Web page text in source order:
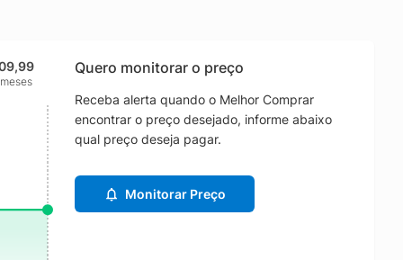
Quero monitorar o preço
Receba alerta quando o Melhor Comprar
encontrar o preço desejado, informe abaixo
qual preço deseja pagar.
Monitorar Preço